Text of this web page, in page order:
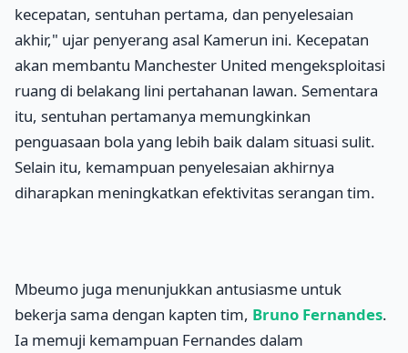
kecepatan, sentuhan pertama, dan penyelesaian
akhir," ujar penyerang asal Kamerun ini. Kecepatan
akan membantu Manchester United mengeksploitasi
ruang di belakang lini pertahanan lawan. Sementara
itu, sentuhan pertamanya memungkinkan
penguasaan bola yang lebih baik dalam situasi sulit.
Selain itu, kemampuan penyelesaian akhirnya
diharapkan meningkatkan efektivitas serangan tim.
Mbeumo juga menunjukkan antusiasme untuk
bekerja sama dengan kapten tim, Bruno Fernandes.
Ia memuji kemampuan Fernandes dalam